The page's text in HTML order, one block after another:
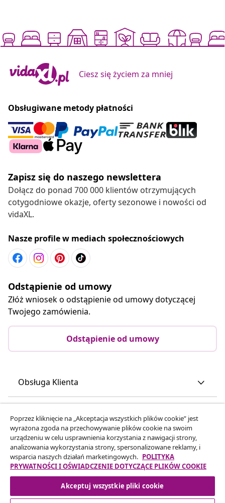
Ciesz się życiem za mniej
Obsługiwane metody płatności
Zapisz się do naszego newslettera
Dołącz do ponad 700 000 klientów otrzymujących
cotygodniowe okazje, oferty sezonowe i nowości od
vidaXL.
Nasze profile w mediach społecznościowych
Odstąpienie od umowy
Złóż wniosek o odstąpienie od umowy dotyczącej
Twojego zamówienia.
Odstąpienie od umowy
Obsługa Klienta
vidaXL
Odkryj więcej
Poprzez kliknięcie na „Akceptacja wszystkich plików cookie” jest
wyrażona zgoda na przechowywanie plików cookie na swoim
urządzeniu w celu usprawnienia korzystania z nawigacji strony,
analizowania wykorzystania strony, spersonalizowane reklamy, i
wsparcia naszych działań marketingowych. POLITYKA
PRYWATNOŚCI I OŚWIADCZENIE DOTYCZĄCE PLIKÓW COOKIE
Akceptuj wszystkie pliki cookie